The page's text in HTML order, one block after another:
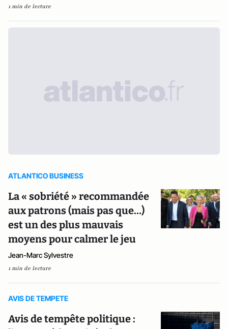
1 min de lecture
ATLANTICO BUSINESS
La « sobriété » recommandée
aux patrons (mais pas que…)
est un des plus mauvais
moyens pour calmer le jeu
Jean-Marc Sylvestre
1 min de lecture
AVIS DE TEMPETE
Avis de tempête politique :